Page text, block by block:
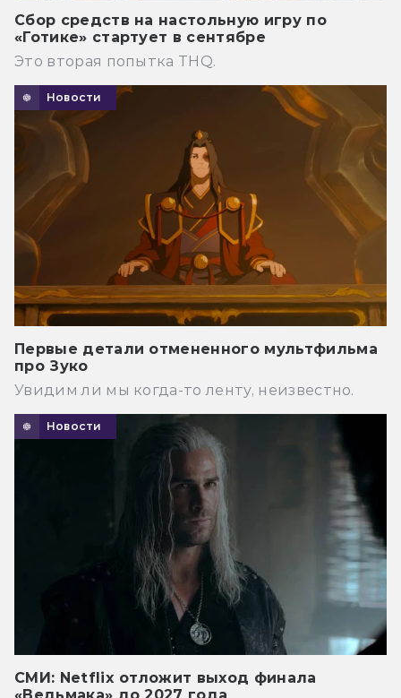
Сбор средств на настольную игру по
«Готике» стартует в сентябре
Это вторая попытка THQ.
Новости
Первые детали отмененного мультфильма
про Зуко
Увидим ли мы когда-то ленту, неизвестно.
Новости
СМИ: Netflix отложит выход финала
«Ведьмака» до 2027 года